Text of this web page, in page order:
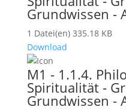
Grundwissen -
1 Datei(en) 335.18 KB
Download
M1 - 1.1.4.
Spiritualität -
Grundwissen -